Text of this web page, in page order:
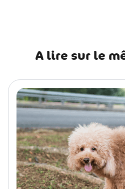
A lire sur le